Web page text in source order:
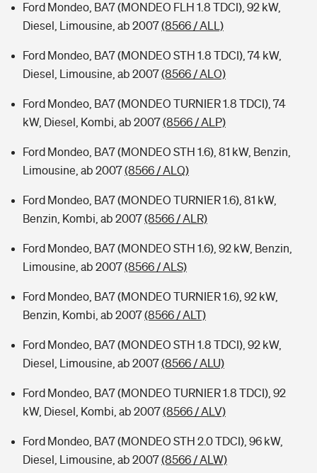
Ford Mondeo, BA7 (MONDEO FLH 1.8 TDCI), 92 kW,
Diesel, Limousine, ab 2007(8566 / ALL)
Ford Mondeo, BA7 (MONDEO STH 1.8 TDCI), 74 kW,
Diesel, Limousine, ab 2007(8566 / ALO)
Ford Mondeo, BA7 (MONDEO TURNIER 1.8 TDCI), 74
kW, Diesel, Kombi, ab 2007(8566 / ALP)
Ford Mondeo, BA7 (MONDEO STH 1.6), 81 kW, Benzin,
Limousine, ab 2007(8566 / ALQ)
Ford Mondeo, BA7 (MONDEO TURNIER 1.6), 81 kW,
Benzin, Kombi, ab 2007(8566 / ALR)
Ford Mondeo, BA7 (MONDEO STH 1.6), 92 kW, Benzin,
Limousine, ab 2007(8566 / ALS)
Ford Mondeo, BA7 (MONDEO TURNIER 1.6), 92 kW,
Benzin, Kombi, ab 2007(8566 / ALT)
Ford Mondeo, BA7 (MONDEO STH 1.8 TDCI), 92 kW,
Diesel, Limousine, ab 2007(8566 / ALU)
Ford Mondeo, BA7 (MONDEO TURNIER 1.8 TDCI), 92
kW, Diesel, Kombi, ab 2007(8566 / ALV)
Ford Mondeo, BA7 (MONDEO STH 2.0 TDCI), 96 kW,
Diesel, Limousine, ab 2007(8566 / ALW)